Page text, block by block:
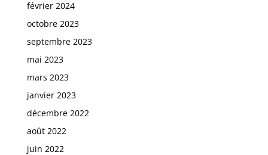
février 2024
octobre 2023
septembre 2023
mai 2023
mars 2023
janvier 2023
décembre 2022
août 2022
juin 2022